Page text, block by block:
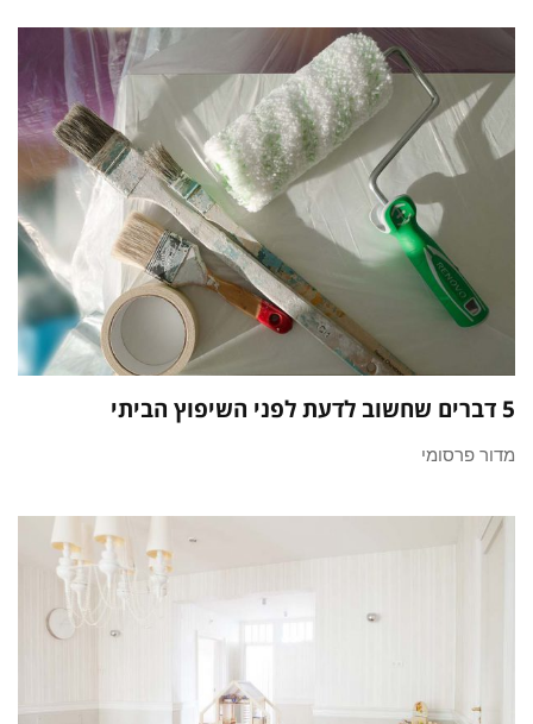
5 דברים שחשוב לדעת לפני השיפוץ הביתי
מדור פרסומי